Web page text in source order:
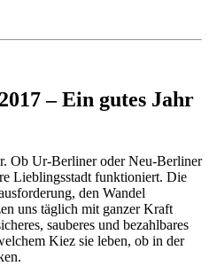
– Ein gutes Jahr
Ob Ur-Berliner oder Neu-Berliner
Lieblingsstadt funktioniert. Die
den Wandel
uns täglich mit ganzer Kraft
sauberes und bezahlbares
Kiez sie leben, ob in der